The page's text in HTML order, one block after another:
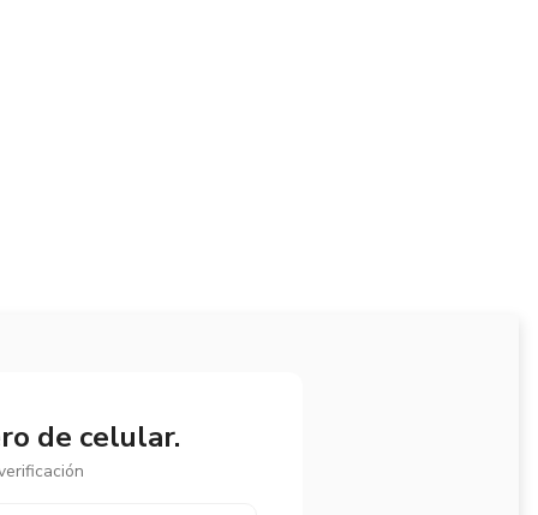
de celular.